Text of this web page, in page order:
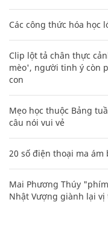
Các công thức hóa học
Clip lột tả chân thực
mèo', người tinh ý còn
con
Mẹo học thuộc Bảng
câu nói vui vẻ
20 số điện thoại ma
Mai Phương Thúy
Nhật Vượng giành lại